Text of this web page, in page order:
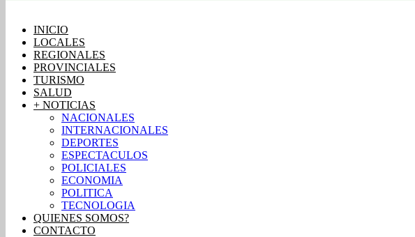
INICIO
LOCALES
REGIONALES
PROVINCIALES
TURISMO
SALUD
+ NOTICIAS
NACIONALES
INTERNACIONALES
DEPORTES
ESPECTACULOS
POLICIALES
ECONOMIA
POLITICA
TECNOLOGIA
QUIENES SOMOS?
CONTACTO